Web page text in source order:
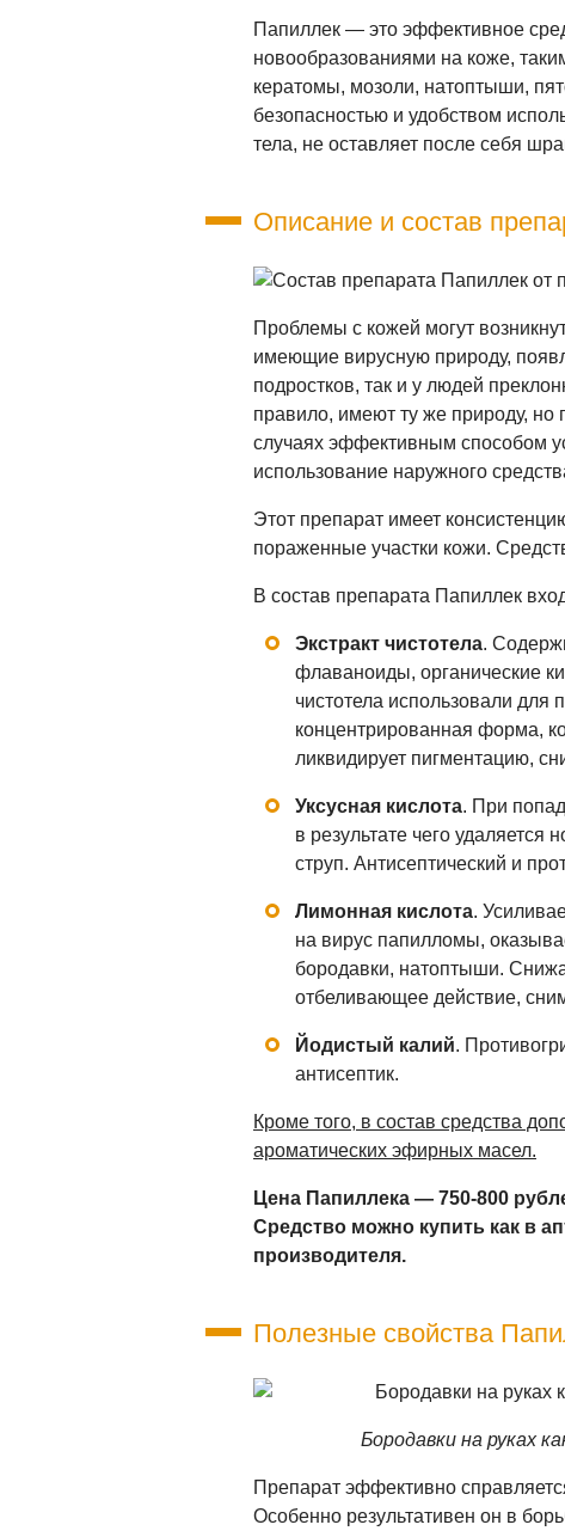
Папиллек — это эффективное
новообразованиями на коже,
кератомы, мозоли, натоптыши,
безопасностью и удобством
тела, не оставляет после себя
Описание и состав
Проблемы с кожей могут
имеющие вирусную природу,
подростков, так и у людей
правило, имеют ту же природу,
случаях эффективным способом
использование наружного
Этот препарат имеет
пораженные участки кожи.
В состав препарата Папиллек
Экстракт чистотела.
флаваноиды, органические
чистотела использовали для
концентрированная форма,
ликвидирует пигментацию,
Уксусная кислота. При
в результате чего
струп. Антисептический и
Лимонная кислота.
на вирус папилломы,
бородавки, натоптыши.
отбеливающее действие,
Йодистый калий.
антисептик.
Кроме того, в состав средства
ароматических эфирных масел.
Цена Папиллека — 750-800
Средство можно купить как в
производителя.
Полезные свойства
Бородавки на руках
Препарат эффективно
Особенно результативен он в